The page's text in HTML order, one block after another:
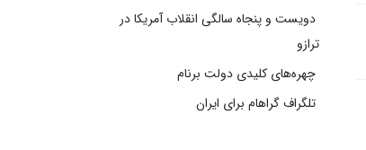
دویست و پنجاه سالگی انقلاب آمریکا در
ترازو
چهره‌های کلیدی دولت برنام
تلگراف گراهام برای ایران